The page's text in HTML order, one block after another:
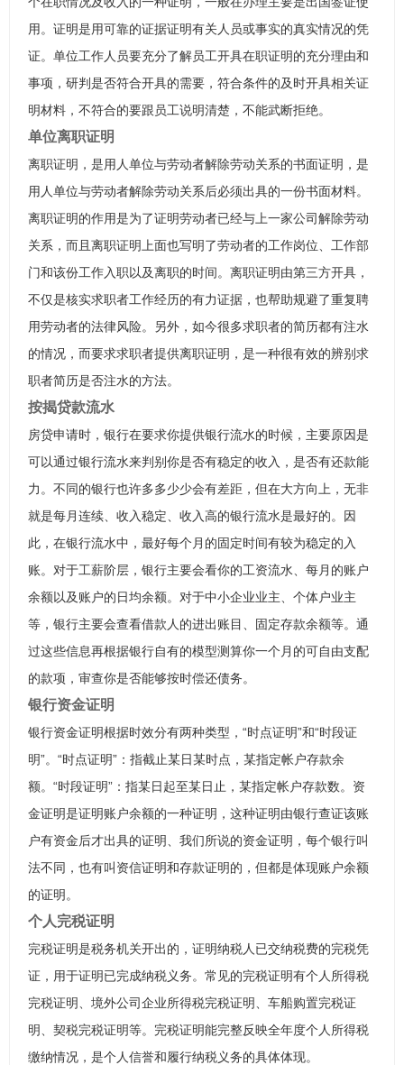
用。证明是用可靠的证据证明有关人员或事实的真实情况的凭
证。单位工作人员要充分了解员工开具在职证明的充分理由和
事项，研判是否符合开具的需要，符合条件的及时开具相关证
明材料，不符合的要跟员工说明清楚，不能武断拒绝。
单位离职证明
离职证明，是用人单位与劳动者解除劳动关系的书面证明，是
用人单位与劳动者解除劳动关系后必须出具的一份书面材料。
离职证明的作用是为了证明劳动者已经与上一家公司解除劳动
关系，而且离职证明上面也写明了劳动者的工作岗位、工作部
门和该份工作入职以及离职的时间。离职证明由第三方开具，
不仅是核实求职者工作经历的有力证据，也帮助规避了重复聘
用劳动者的法律风险。另外，如今很多求职者的简历都有注水
的情况，而要求求职者提供离职证明，是一种很有效的辨别求
职者简历是否注水的方法。
按揭贷款流水
房贷申请时，银行在要求你提供银行流水的时候，主要原因是
可以通过银行流水来判别你是否有稳定的收入，是否有还款能
力。不同的银行也许多多少少会有差距，但在大方向上，无非
就是每月连续、收入稳定、收入高的银行流水是最好的。因
此，在银行流水中，最好每个月的固定时间有较为稳定的入
账。对于工薪阶层，银行主要会看你的工资流水、每月的账户
余额以及账户的日均余额。对于中小企业业主、个体户业主
等，银行主要会查看借款人的进出账目、固定存款余额等。通
过这些信息再根据银行自有的模型测算你一个月的可自由支配
的款项，审查你是否能够按时偿还债务。
银行资金证明
银行资金证明根据时效分有两种类型，“时点证明”和“时段证
明”。“时点证明”：指截止某日某时点，某指定帐户存款余
额。“时段证明”：指某日起至某日止，某指定帐户存款数。资
金证明是证明账户余额的一种证明，这种证明由银行查证该账
户有资金后才出具的证明、我们所说的资金证明，每个银行叫
法不同，也有叫资信证明和存款证明的，但都是体现账户余额
的证明。
个人完税证明
完税证明是税务机关开出的，证明纳税人已交纳税费的完税凭
证，用于证明已完成纳税义务。常见的完税证明有个人所得税
完税证明、境外公司企业所得税完税证明、车船购置完税证
明、契税完税证明等。完税证明能完整反映全年度个人所得税
缴纳情况，是个人信誉和履行纳税义务的具体体现。